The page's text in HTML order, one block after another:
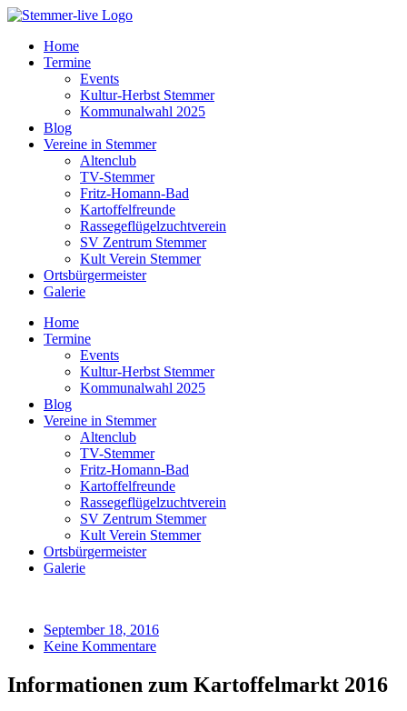
Home
Termine
Events
Kultur-Herbst Stemmer
Kommunalwahl 2025
Blog
Vereine in Stemmer
Altenclub
TV-Stemmer
Fritz-Homann-Bad
Kartoffelfreunde
Rassegeflügelzuchtverein
SV Zentrum Stemmer
Kult Verein Stemmer
Ortsbürgermeister
Galerie
Home
Termine
Events
Kultur-Herbst Stemmer
Kommunalwahl 2025
Blog
Vereine in Stemmer
Altenclub
TV-Stemmer
Fritz-Homann-Bad
Kartoffelfreunde
Rassegeflügelzuchtverein
SV Zentrum Stemmer
Kult Verein Stemmer
Ortsbürgermeister
Galerie
September 18, 2016
Keine Kommentare
Informationen zum Kartoffelmarkt 2016